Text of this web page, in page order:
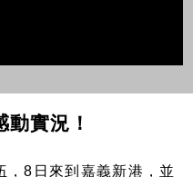
實況！
，8日來到嘉義新港，並